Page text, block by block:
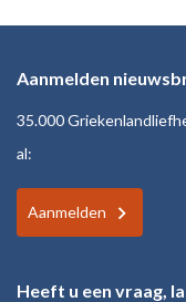
Aanmelden
35.000
al:
Aanmelden
Heeft u een vraag,